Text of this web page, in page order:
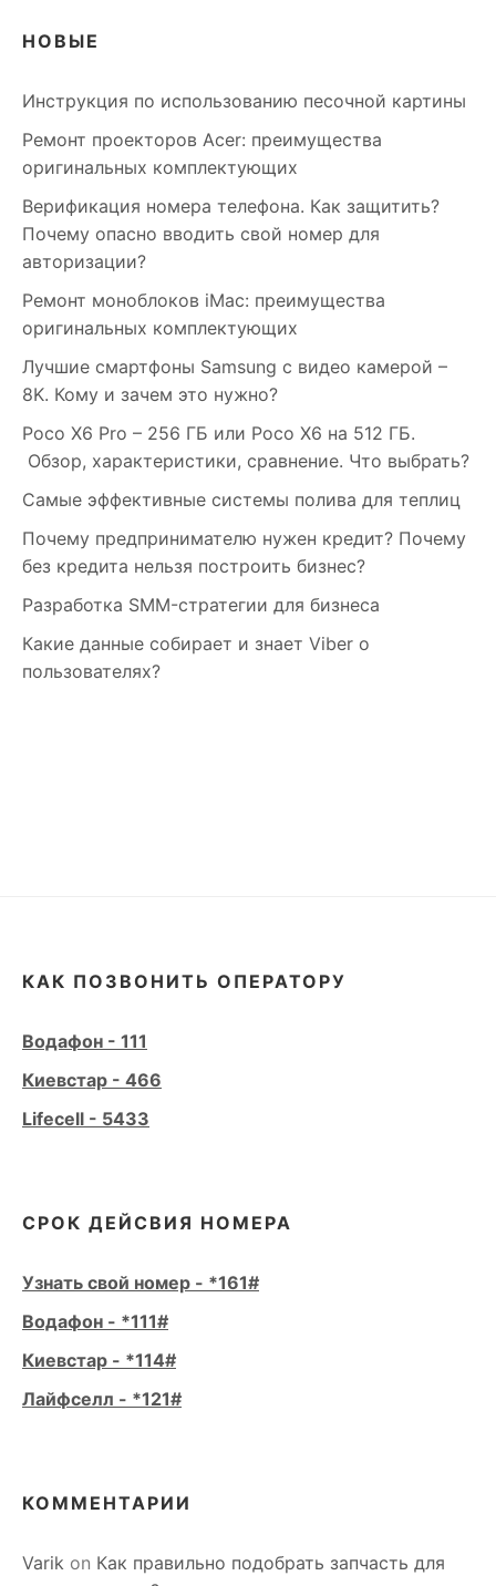
НОВЫЕ
Инструкция по использованию песочной картины
Ремонт проекторов Acer: преимущества
оригинальных комплектующих
Верификация номера телефона. Как защитить?
Почему опасно вводить свой номер для
авторизации?
Ремонт моноблоков iMac: преимущества
оригинальных комплектующих
Лучшие смартфоны Samsung c видео камерой –
8K. Кому и зачем это нужно?
Poco X6 Pro – 256 ГБ или Poco X6 на 512 ГБ.
Обзор, характеристики, сравнение. Что выбрать?
Самые эффективные системы полива для теплиц
Почему предпринимателю нужен кредит? Почему
без кредита нельзя построить бизнес?
Разработка SMM-стратегии для бизнеса
Какие данные собирает и знает Viber о
пользователях?
КАК ПОЗВОНИТЬ ОПЕРАТОРУ
Водафон - 111
Киевстар - 466
Lifecell - 5433
СРОК ДЕЙСВИЯ НОМЕРА
Узнать свой номер - *161#
Водафон - *111#
Киевстар - *114#
Лайфселл - *121#
КОММЕНТАРИИ
Varik on Как правильно подобрать запчасть для